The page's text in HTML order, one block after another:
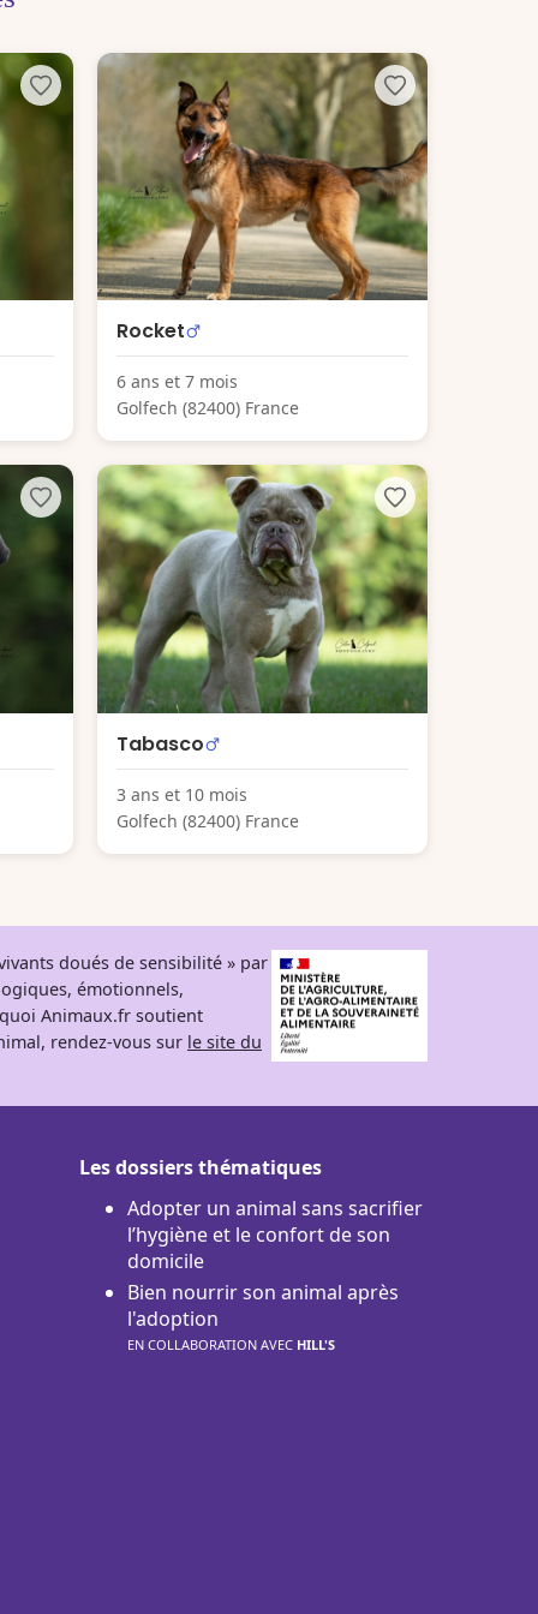
Rocket
6 ans et 7 mois
Golfech (82400) France
Tabasco
3 ans et 10 mois
Golfech (82400) France
doués de sensibilité » par
émotionnels,
Animaux.fr soutient
rendez-vous sur le site du
Les dossiers thématiques
Adopter un animal sans sacrifier
l’hygiène et le confort de son
domicile
Bien nourrir son animal après
l'adoption
EN COLLABORATION AVEC HILL'S